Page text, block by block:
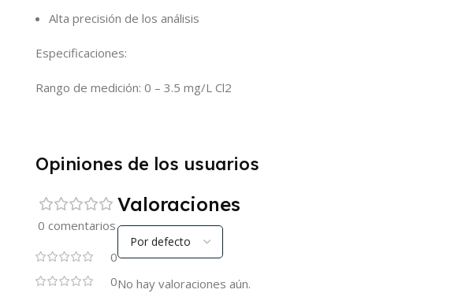
Alta precisión de los análisis
Especificaciones:
Rango de medición: 0 – 3.5 mg/L Cl2
Opiniones de los usuarios
0 comentarios
0
0
Valoraciones
No hay valoraciones aún.